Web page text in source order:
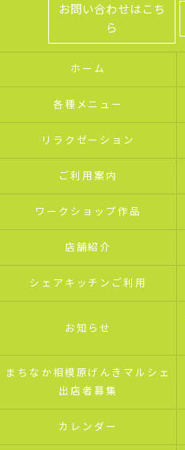
お問い合わせはこち
ら
ホーム
各種メニュー
リラクゼーション
ご利用案内
ワークショップ作品
店舗紹介
シェアキッチンご利用
お知らせ
まちなか相模原げんきマルシェ
出店者募集
カレンダー